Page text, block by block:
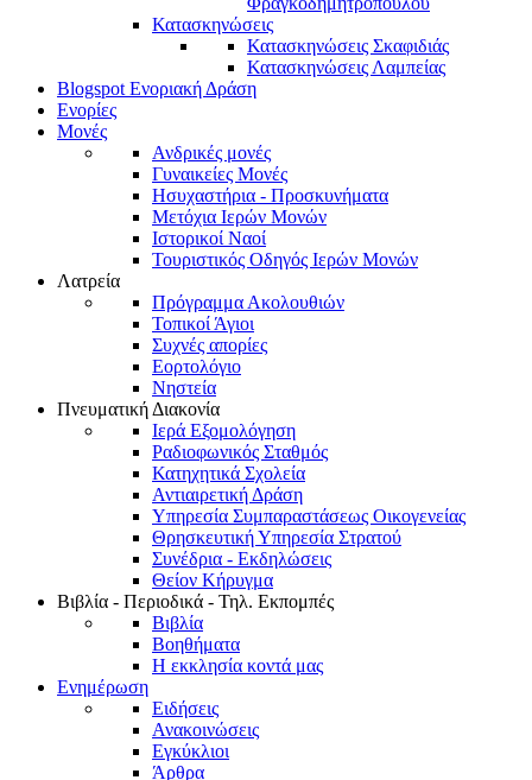
Κατασκηνώσεις
Κατασκηνώσεις Σκαφιδιάς
Κατασκηνώσεις Λαμπείας
Blogspot Ενοριακή Δράση
Ενορίες
Μονές
Ανδρικές μονές
Γυναικείες Μονές
Ησυχαστήρια - Προσκυνήματα
Μετόχια Ιερών Μονών
Ιστορικοί Ναοί
Τουριστικός Οδηγός Ιερών Μονών
Λατρεία
Πρόγραμμα Ακολουθιών
Τοπικοί Άγιοι
Συχνές απορίες
Εορτολόγιο
Νηστεία
Πνευματική Διακονία
Ιερά Εξομολόγηση
Ραδιοφωνικός Σταθμός
Κατηχητικά Σχολεία
Αντιαιρετική Δράση
Υπηρεσία Συμπαραστάσεως Οικογενείας
Θρησκευτική Υπηρεσία Στρατού
Συνέδρια - Εκδηλώσεις
Θείον Κήρυγμα
Βιβλία - Περιοδικά - Τηλ. Εκπομπές
Βιβλία
Βοηθήματα
Η εκκλησία κοντά μας
Ενημέρωση
Ειδήσεις
Ανακοινώσεις
Εγκύκλιοι
Άρθρα